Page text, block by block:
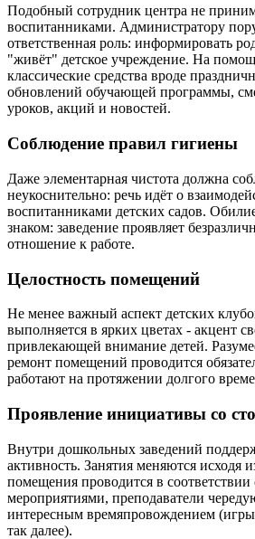
Подобный сотрудник центра не
воспитанниками. Администратору
ответственная роль: информировать
"живёт" детское учреждение. На
классические средства вроде
обновлений обучающей программы,
уроков, акций и новостей.
Соблюдение правил гигиены
Даже элементарная чистота должна
неукоснительно: речь идёт о
воспитанниками детских садов.
знаком: заведение проявляет
отношение к работе.
Целостность помещений
Не менее важный аспект детских
выполняется в ярких цветах - акцент
привлекающей внимание детей.
ремонт помещений проводится
работают на протяжении долгого
Проявление инициативы со
Внутри дошкольных заведений
активность. Занятия меняются исходя
помещения проводится в
мероприятиями, преподаватели
интересным времяпровождением
так далее).